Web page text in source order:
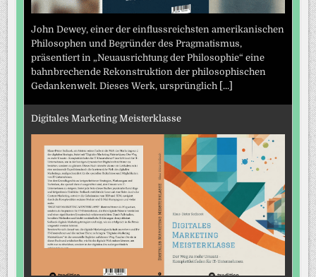
John Dewey, einer der einflussreichsten amerikanischen
Philosophen und Begründer des Pragmatismus,
präsentiert in „Neuausrichtung der Philosophie“ eine
bahnbrechende Rekonstruktion der philosophischen
Gedankenwelt. Dieses Werk, ursprünglich
[...]
Digitales Marketing Meisterklasse